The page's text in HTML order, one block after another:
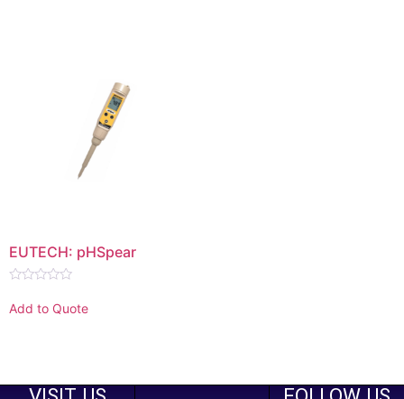
EUTECH: pHSpear
0
out
Add to Quote